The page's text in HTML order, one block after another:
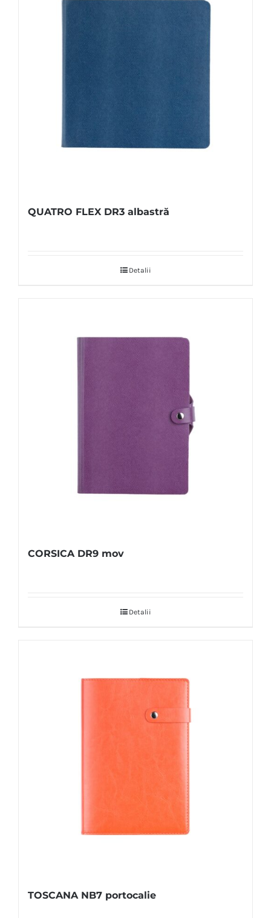
QUATRO FLEX DR3 albastră
Detalii
CORSICA DR9 mov
Detalii
TOSCANA NB7 portocalie